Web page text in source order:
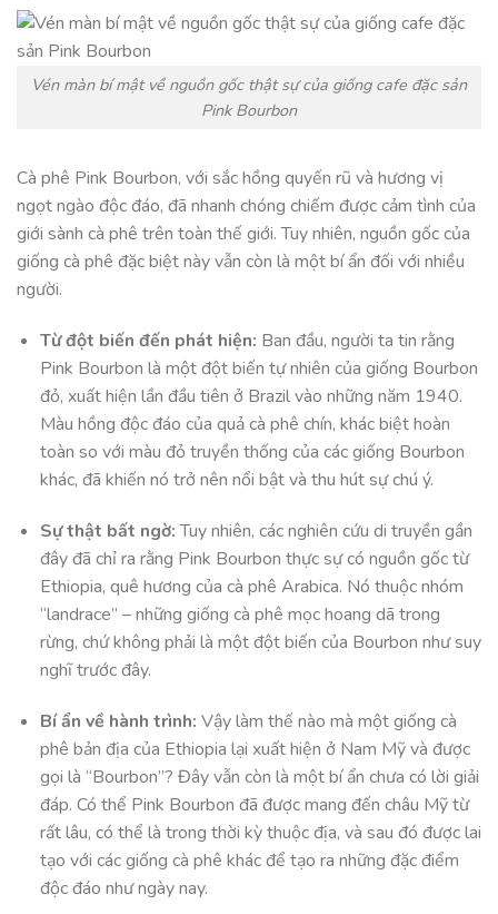
Vén màn bí mật về nguồn gốc thật sự của giống cafe đặc sản
Pink Bourbon
Cà phê Pink Bourbon, với sắc hồng quyến rũ và hương vị
ngọt ngào độc đáo, đã nhanh chóng chiếm được cảm tình của
giới sành cà phê trên toàn thế giới. Tuy nhiên, nguồn gốc của
giống cà phê đặc biệt này vẫn còn là một bí ẩn đối với nhiều
người.
Từ đột biến đến phát hiện: Ban đầu, người ta tin rằng
Pink Bourbon là một đột biến tự nhiên của giống Bourbon
đỏ, xuất hiện lần đầu tiên ở Brazil vào những năm 1940.
Màu hồng độc đáo của quả cà phê chín, khác biệt hoàn
toàn so với màu đỏ truyền thống của các giống Bourbon
khác, đã khiến nó trở nên nổi bật và thu hút sự chú ý.
Sự thật bất ngờ:Tuy nhiên, các nghiên cứu di truyền gần
đây đã chỉ ra rằng Pink Bourbon thực sự có nguồn gốc từ
Ethiopia, quê hương của cà phê Arabica. Nó thuộc nhóm
“landrace” – những giống cà phê mọc hoang dã trong
rừng, chứ không phải là một đột biến của Bourbon như suy
nghĩ trước đây.
Bí ẩn về hành trình: Vậy làm thế nào mà một giống cà
phê bản địa của Ethiopia lại xuất hiện ở Nam Mỹ và được
gọi là “Bourbon”? Đây vẫn còn là một bí ẩn chưa có lời giải
đáp. Có thể Pink Bourbon đã được mang đến châu Mỹ từ
rất lâu, có thể là trong thời kỳ thuộc địa, và sau đó được lai
tạo với các giống cà phê khác để tạo ra những đặc điểm
độc đáo như ngày nay.